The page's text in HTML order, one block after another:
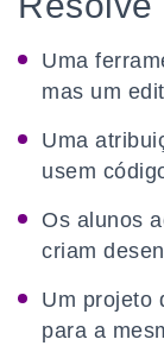
Uma
mas um
Uma
usem
Os alunos
criam
Um projeto
para a